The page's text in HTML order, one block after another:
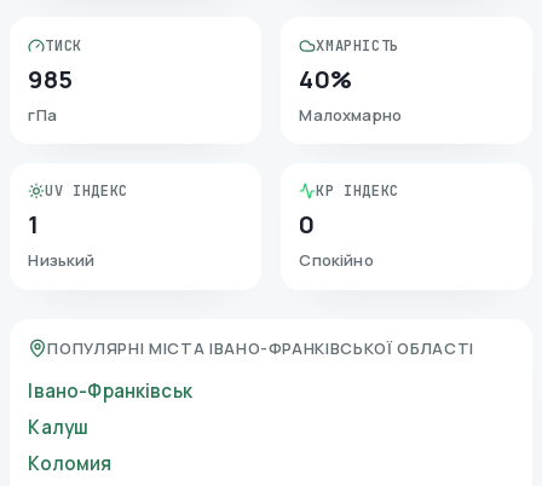
ТИСК
985
гПа
ХМАРНІСТЬ
40%
Малохмарно
UV ІНДЕКС
1
Низький
KP ІНДЕКС
0
Спокійно
ПОПУЛЯРНІ МІСТА ІВАНО-ФРАНКІВСЬКОЇ ОБЛАСТІ
Івано-Франківськ
Калуш
Коломия